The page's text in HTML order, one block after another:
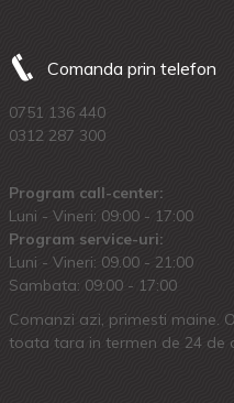
Comanda prin telefon
0751 136 440
0312 287 300
Program call-center:
Luni - Vineri: 09:00 - 17:00
Program service-uri:
Luni - Vineri: 09.00 - 21:00
Sambata: 09:00 - 17:00
Comanzi azi, primesti maine.
toata tara in termen de 24 de